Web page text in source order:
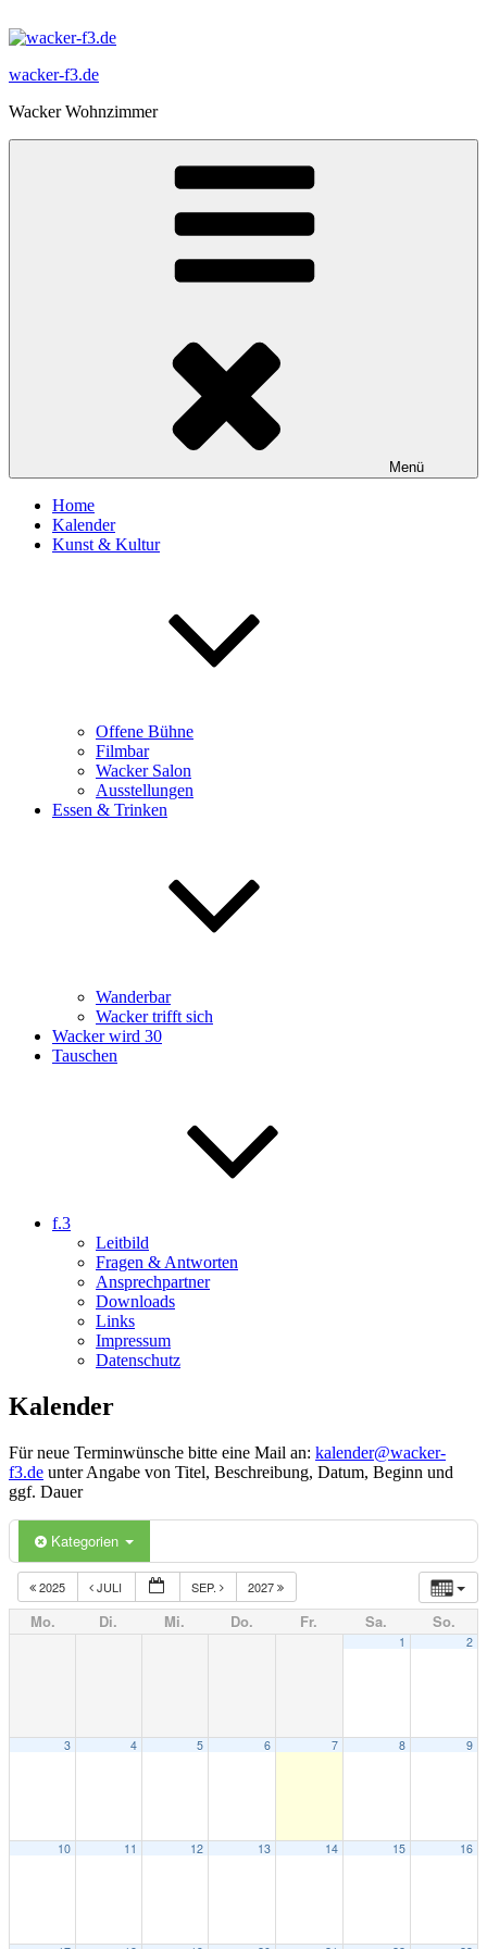
Inhalt
wacker-f3.de
Wacker Wohnzimmer
Menü
Home
Kalender
Kunst & Kultur
Offene Bühne
Filmbar
Wacker Salon
Ausstellungen
Essen & Trinken
Wanderbar
Wacker trifft sich
Wacker wird 30
Tauschen
f.3
Leitbild
Fragen & Antworten
Ansprechpartner
Downloads
Links
Impressum
Datenschutz
Kalender
Für neue Terminwünsche bitte eine Mail an: kalender@wacker-
f3.de unter Angabe von Titel, Beschreibung, Datum, Beginn und
ggf. Dauer
Kategorien
2025 JULI SEP. 2027
Mo. Di. Mi. Do. Fr. Sa. So.
1 2
3 4 5 6 7 8 9
10 11 12 13 14 15 16